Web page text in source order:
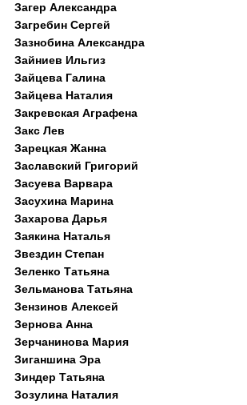
Загер Александра
Загребин Сергей
Зазнобина Александра
Зайниев Ильгиз
Зайцева Галина
Зайцева Наталия
Закревская Аграфена
Закс Лев
Зарецкая Жанна
Заславский Григорий
Засуева Варвара
Засухина Марина
Захарова Дарья
Заякина Наталья
Звездин Степан
Зеленко Татьяна
Зельманова Татьяна
Зензинов Алексей
Зернова Анна
Зерчанинова Мария
Зиганшина Эра
Зиндер Татьяна
Зозулина Наталия